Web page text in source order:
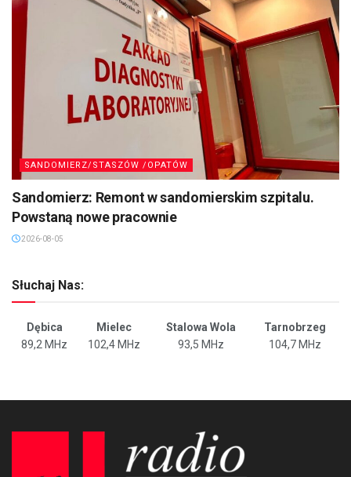
SANDOMIERZ/STASZÓW /OPATÓW
Sandomierz: Remont w sandomierskim szpitalu.
Powstaną nowe pracownie
2026-08-05
Słuchaj Nas:
Dębica Mielec Stalowa Wola
Tarnobrzeg
89,2 MHz
102,4 MHz 93,5 MHz 104,7 MHz